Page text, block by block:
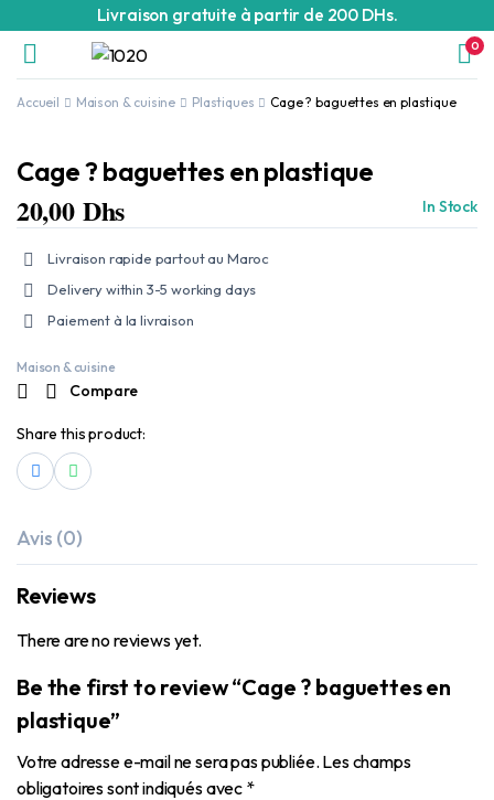
Livraison gratuite à partir de 200 DHs.
0
Accueil Maison & cuisine Plastiques Cage ? baguettes en plastique
Cage ? baguettes en plastique
20,00Dhs In Stock
Livraison rapide partout au Maroc
Delivery within 3-5 working days
Paiement à la livraison
Maison & cuisine
Compare
Share this product:
Avis (0)
Reviews
There are no reviews yet.
Be the first to review “Cage ? baguettes en
plastique”
Votre adresse e-mail ne sera pas publiée. Les champs
obligatoires sont indiqués avec *